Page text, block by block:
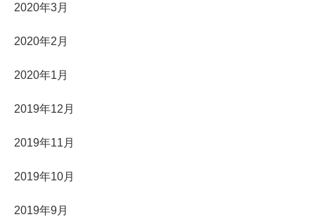
2020年3月
2020年2月
2020年1月
2019年12月
2019年11月
2019年10月
2019年9月